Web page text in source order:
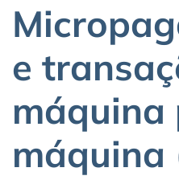
e
máquina
máquina